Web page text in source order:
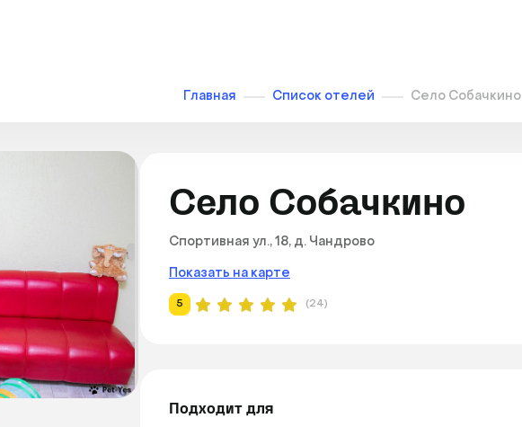
Главная Список отелей Село Собачкино
Село Собачкино
Спортивная ул., 18, д. Чандрово
Показать на карте
5 (24)
Подходит для